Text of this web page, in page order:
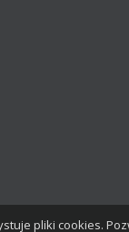
pliki cookies.